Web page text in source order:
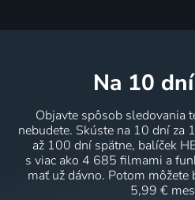
na 10 dní
Objavte spôsob sledovania
nebudete. Skúste na 10 dní za
až 100 dní spätne, balíček
s viac ako 4 685 filmami a
mať už dávno. Potom môžete
5,99 €